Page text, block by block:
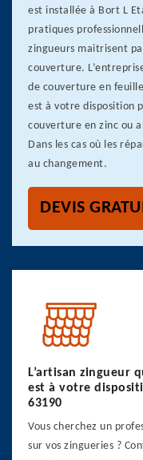
est installée à Bort L
pratiques
zingueurs maitrisent
couverture.
de couverture en
est à votre disposition
couverture en zinc ou
Dans les cas où les
au changement.
DEVIS
L’artisan zingueur
est à votre
63190
Vous cherchez un
sur vos zingueries ?